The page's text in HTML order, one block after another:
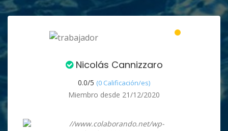
Nicolás Cannizzaro
0.0/5 (0 Calificación/es)
Miembro desde 21/12/2020